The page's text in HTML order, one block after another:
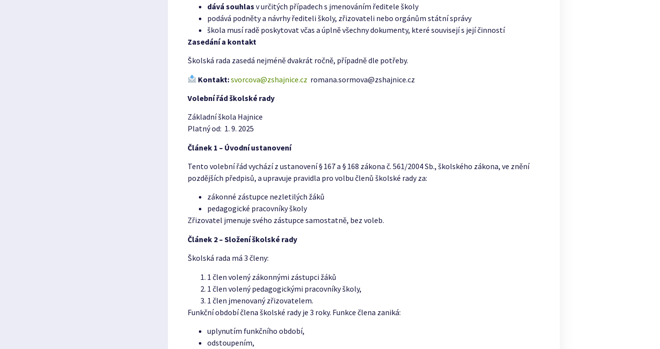
dává souhlas v určitých případech s jmenováním ředitele školy
podává podněty a návrhy řediteli školy, zřizovateli nebo orgánům státní správy
škola musí radě poskytovat včas a úplně všechny dokumenty, které souvisejí s její činností
Zasedání a kontakt
Školská rada zasedá nejméně dvakrát ročně, případně dle potřeby.
Kontakt:svorcova@zshajnice.cz romana.sormova@zshajnice.cz
Volební řád školské rady
Základní škola Hajnice
Platný od: 1. 9. 2025
Článek 1 – Úvodní ustanovení
Tento volební řád vychází z ustanovení § 167 a § 168 zákona č. 561/2004 Sb., školského zákona, ve znění
pozdějších předpisů, a upravuje pravidla pro volbu členů školské rady za:
zákonné zástupce nezletilých žáků
pedagogické pracovníky školy
Zřizovatel jmenuje svého zástupce samostatně, bez voleb.
Článek 2 – Složení školské rady
Školská rada má 3 členy:
1 člen volený zákonnými zástupci žáků
1 člen volený pedagogickými pracovníky školy,
1 člen jmenovaný zřizovatelem.
Funkční období člena školské rady je 3 roky. Funkce člena zaniká:
uplynutím funkčního období,
odstoupením,